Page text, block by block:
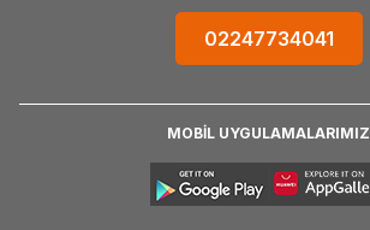
02247734041
MOBİL UYGULAMALARIMIZ